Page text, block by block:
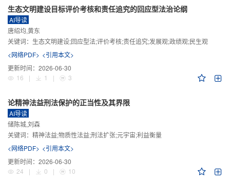
生态文明建设目标评价考核和责任追究的回应型法治论纲
AI导读
唐绍均,黄东
关键词： 生态文明建设;回应型法;评价考核;责任追究;发展观;政绩观;民生观
<网络PDF> <引用本文>
更新时间： 2026-06-30
16
| 1 | 3
论精神法益刑法保护的正当性及其界限
AI导读
储陈城,刘森
关键词： 精神法益;物质性法益;刑法扩张;元宇宙;利益衡量
<网络PDF> <引用本文>
更新时间： 2026-06-30
24
| 0 | 10